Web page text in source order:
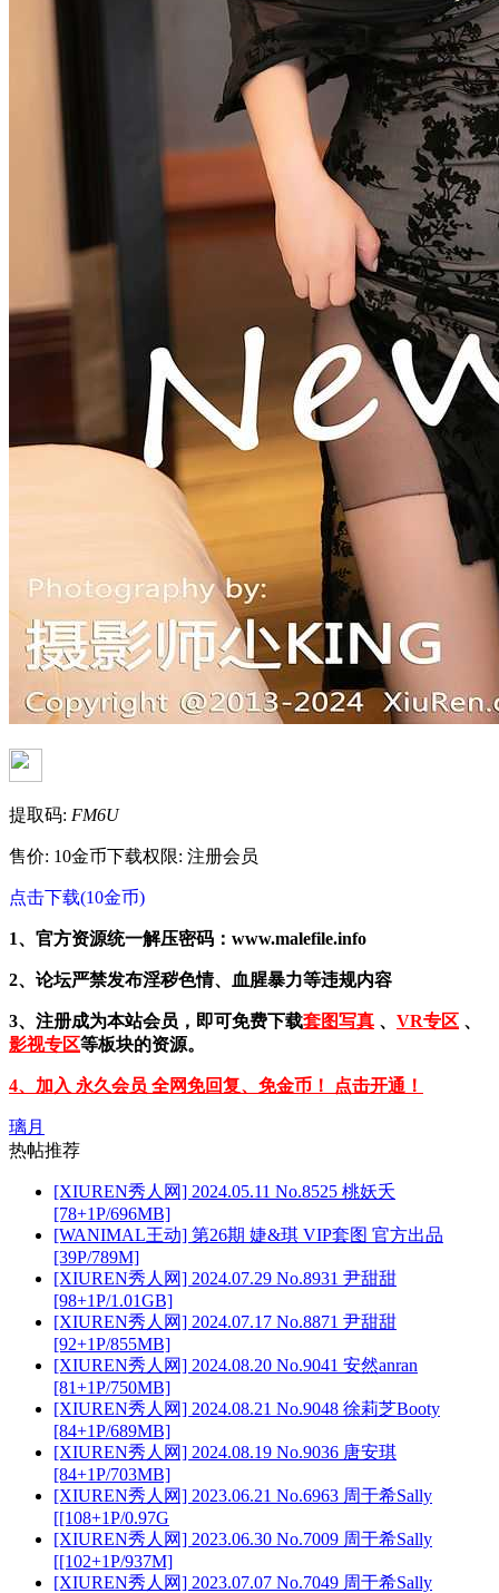
提取码: FM6U
售价: 10金币下载权限: 注册会员
点击下载(10金币)
1、官方资源统一解压密码：www.malefile.info
2、论坛严禁发布淫秽色情、血腥暴力等违规内容
3、注册成为本站会员，即可免费下载套图写真 、 VR专区 、
影视专区等板块的资源。
4、加入 永久会员 全网免回复、免金币！ 点击开通！
璃月
热帖推荐
[XIUREN秀人网] 2024.05.11 No.8525 桃妖夭
[78+1P/696MB]
[WANIMAL王动] 第26期 婕&琪 VIP套图 官方出品
[39P/789M]
[XIUREN秀人网] 2024.07.29 No.8931 尹甜甜
[98+1P/1.01GB]
[XIUREN秀人网] 2024.07.17 No.8871 尹甜甜
[92+1P/855MB]
[XIUREN秀人网] 2024.08.20 No.9041 安然anran
[81+1P/750MB]
[XIUREN秀人网] 2024.08.21 No.9048 徐莉芝Booty
[84+1P/689MB]
[XIUREN秀人网] 2024.08.19 No.9036 唐安琪
[84+1P/703MB]
[XIUREN秀人网] 2023.06.21 No.6963 周于希Sally
[[108+1P/0.97G
[XIUREN秀人网] 2023.06.30 No.7009 周于希Sally
[[102+1P/937M]
[XIUREN秀人网] 2023.07.07 No.7049 周于希Sally